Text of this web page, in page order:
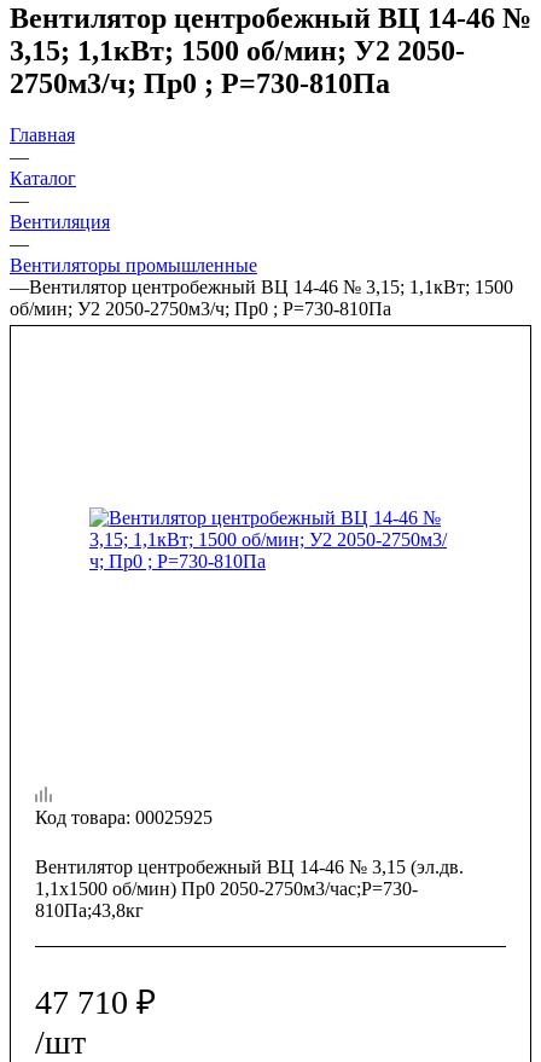
Вентилятор центробежный ВЦ 14-46 №
3,15; 1,1кВт; 1500 об/мин; У2 2050-
2750м3/ч; Пр0 ; Р=730-810Па
Главная
—
Каталог
—
Вентиляция
—
Вентиляторы промышленные
—Вентилятор центробежный ВЦ 14-46 № 3,15; 1,1кВт; 1500
об/мин; У2 2050-2750м3/ч; Пр0 ; Р=730-810Па
Код товара: 00025925
Вентилятор центробежный ВЦ 14-46 № 3,15 (эл.дв.
1,1х1500 об/мин) Пр0 2050-2750м3/час;Р=730-
810Па;43,8кг
47 710 ₽
/шт